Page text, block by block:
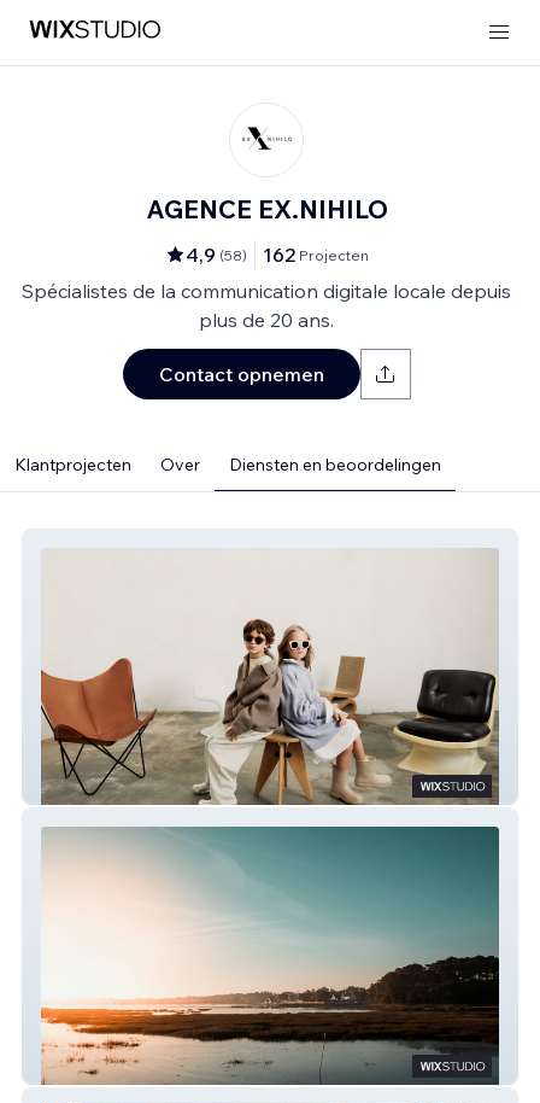
AGENCE EX.NIHILO
4,9 (58) 162 Projecten
Spécialistes de la communication digitale locale depuis
plus de 20 ans.
Contact opnemen
Klantprojecten Over Diensten en beoordelingen
LES LUNETTES D'ÉLISE
KERPARK